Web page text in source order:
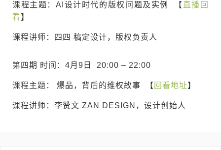
课程主题：AI设计时代的版权问题及实例 【 直播回
看】
课程讲师：四四 稿定设计，版权负责人
第四期 时间：4月9日 20:00 – 22:00
课程主题： 爆品，背后的维权故事 【 回看地址】
课程讲师：李赞文 ZAN DESIGN，设计创始人